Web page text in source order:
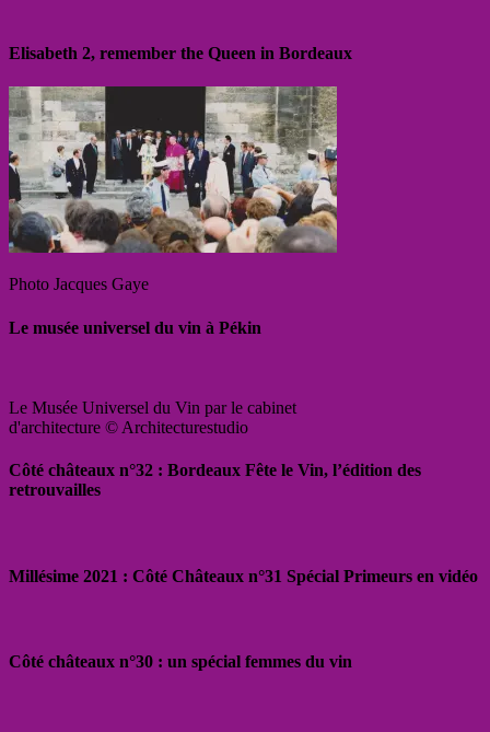
Elisabeth 2, remember the Queen in Bordeaux
Photo Jacques Gaye
Le musée universel du vin à Pékin
Le Musée Universel du Vin par le cabinet
d'architecture © Architecturestudio
Côté châteaux n°32 : Bordeaux Fête le Vin, l’édition des
retrouvailles
Millésime 2021 : Côté Châteaux n°31 Spécial Primeurs en vidéo
Côté châteaux n°30 : un spécial femmes du vin